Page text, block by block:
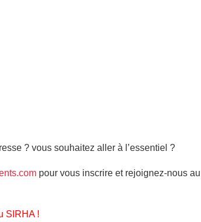
? vous souhaitez aller à l’essentiel ?
pour vous inscrire et rejoignez-nous
SIRHA !